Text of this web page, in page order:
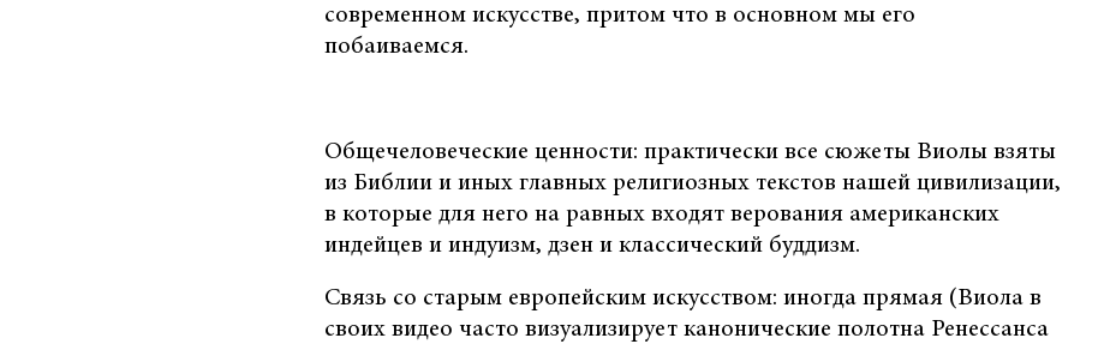
современном искусстве, притом что в основном мы его
побаиваемся.
Общечеловеческие ценности: практически все сюжеты Виолы взяты
из Библии и иных главных религиозных текстов нашей цивилизации,
в которые для него на равных входят верования американских
индейцев и индуизм, дзен и классический буддизм.
Связь со старым европейским искусством: иногда прямая (Виола в
своих видео часто визуализирует канонические полотна Ренессанса